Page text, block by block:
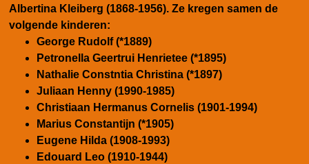
Albertina Kleiberg (1868-1956). Ze kregen samen de
volgende kinderen:
George Rudolf (*1889)
Petronella Geertrui Henrietee (*1895)
Nathalie Constntia Christina (*1897)
Juliaan Henny (1990-1985)
Christiaan Hermanus Cornelis (1901-1994)
Marius Constantijn (*1905)
Eugene Hilda (1908-1993)
Edouard Leo (1910-1944)